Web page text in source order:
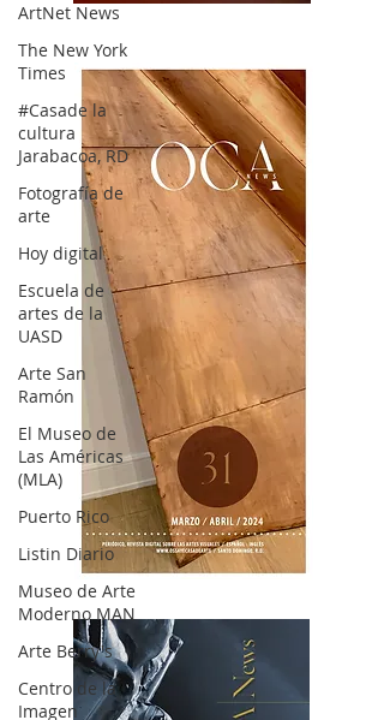
ArtNet News
The New York
Times
#Casade la
cultura
Jarabacoa, RD
Fotografía de
arte
Hoy digital
Escuela de
artes de la
UASD
Arte San
Ramón
El Museo de
Las Américas
(MLA)
Puerto Rico
Listin Diario
Museo de Arte
Moderno MAN
Arte Berry's
Centro de la
Imagen
OCA|News 32/ Mayo-Junio-Julio, 2023
OCA|News 31 / Marzo-Abril / 2024